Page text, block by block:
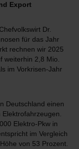
Export
Dr.
für das Jahr
rechnen wir 2025
weiterhin 2,8 Mio.
im Vorkrisen-Jahr
Deutschland einen
Elektro-Pkw in
im Vergleich
von 53 Prozent.